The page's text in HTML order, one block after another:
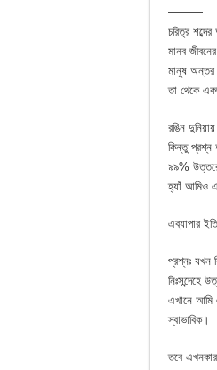
———
চরিত্র
মানব
মানুষ অন্তর
তা থেকে
রঙিন
কিন্তু প্রশ্ন
৯৯%
হ্যাঁ আমিও
এব্যাপার
প্রশ্নঃ যখন
নিঃসন্দেহে
এখানে আমি
স্বাভাবিক।
তবে এখনকার